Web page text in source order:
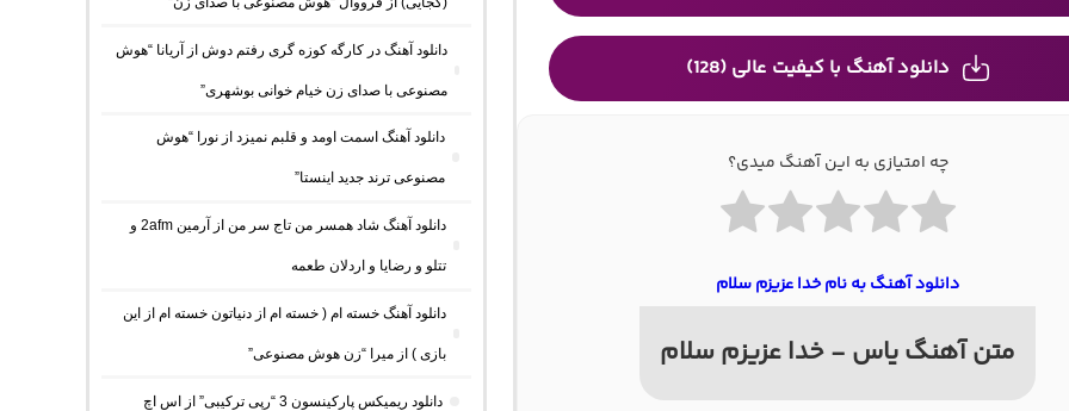
دانلود آهنگ با کیفیت عالی (128)
چه امتیازی به این آهنگ میدی؟
دانلود آهنگ به نام خدا عزیزم سلام
متن آهنگ یاس - خدا عزیزم سلام
دانلود آهنگ در کارگه کوزه گری رفتم دوش از آریانا “هوش
مصنوعی با صدای زن خیام خوانی بوشهری”
دانلود آهنگ اسمت اومد و قلبم نمیزد از نورا “هوش
مصنوعی ترند جدید اینستا”
دانلود آهنگ شاد همسر من تاج سر من از آرمین 2afm و
تتلو و رضایا و اردلان طعمه
دانلود آهنگ خسته ام ( خسته ام از دنیاتون خسته ام از این
بازی ) از میرا “زن هوش مصنوعی”
دانلود ریمیکس پارکینسون 3 “رپی ترکیبی” از اس اچ